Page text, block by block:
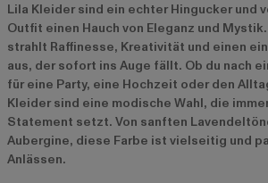
Lila Kleider sind ein echter Hingucker und
Outfit einen Hauch von Eleganz und
strahlt Raffinesse, Kreativität und einen
aus, der sofort ins Auge fällt. Ob du nach
für eine Party, eine Hochzeit oder den
Kleider sind eine modische Wahl, die
Statement setzt. Von sanften
Aubergine, diese Farbe ist vielseitig und
Anlässen.